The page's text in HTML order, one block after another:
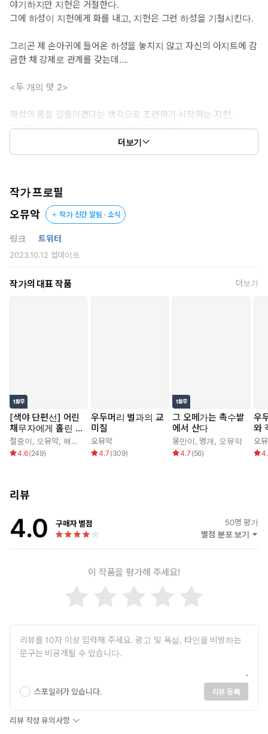
야기하지만 지헌은 거절한다.
그에 하성이 지헌에게 화를 내고, 지헌은 그런 하성을 기절시킨다.
그리곤 제 손아귀에 들어온 하성을 놓치지 않고 자신의 아지트에 감
금한 채 강제로 관계를 갖는데….
<두 개의 맛 2>
하성의 몸을 길들이겠다는 생각으로 조련하기 시작하는 지헌,
자극적인 관계에서 두 사람 사이에 몸정이 든다.
하성은 몸정과 마음정 사이에서 혼란을 겪는다.
더보기
작가 프로필
오뮤악
작가 신간 알림 · 소식
링크 트위터
2023.10.12 업데이트
작가의 대표 작품 더보기
[색야 단편선] 어린
채무자에게 홀린 조
폭아저씨
철중이, 오뮤악, 해와달스튜디오
4.6(249)
우두머리 벌과의 교
미질
오뮤악
4.7 (309)
그 오메가는 촉수밭
에서 산다
옹만이, 멍개, 오뮤악
4.7 (56)
우
와
파
오
리뷰
4.0 구매자 별점 50명 평가
별점 분포 보기
이 작품을 평가해 주세요!
스포일러가 있습니다. 리뷰 등록
리뷰 작성 유의사항